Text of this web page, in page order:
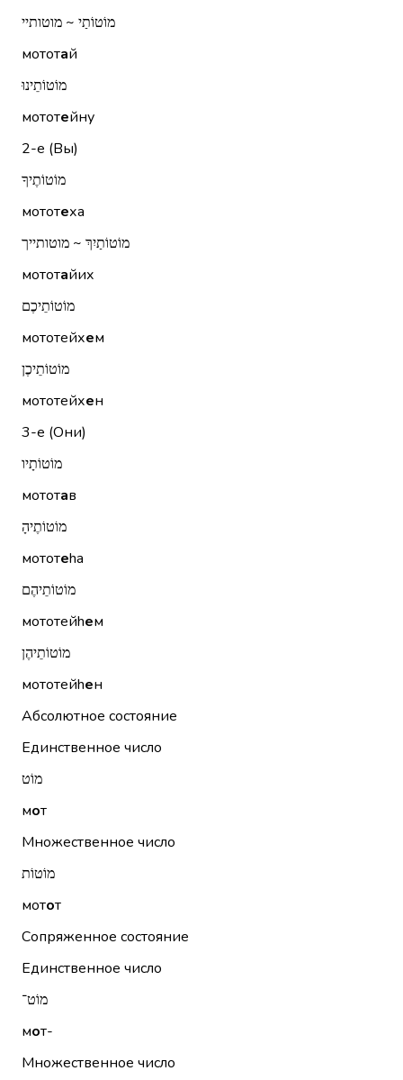
מוֹטוֹתַי ~ מוטותיי
мототай
מוֹטוֹתֵינוּ
мототейну
2-е (Вы)
מוֹטוֹתֶיךָ
мототеха
מוֹטוֹתַיִךְ ~ מוטותייך
мототайих
מוֹטוֹתֵיכֶם
мототейхем
מוֹטוֹתֵיכֶן
мототейхен
3-е (Они)
מוֹטוֹתָיו
мототав
מוֹטוֹתֶיהָ
мототеhа
מוֹטוֹתֵיהֶם
мототейhем
מוֹטוֹתֵיהֶן
мототейhен
Абсолютное состояние
Единственное число
מוֹט
мот
Множественное число
מוֹטוֹת
мотот
Сопряженное состояние
Единственное число
מוֹט־
мот-
Множественное число